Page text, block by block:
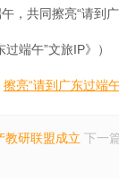
，共同擦亮“请到广
过端午”文旅IP》）
擦亮“请到广东过端
教研联盟成立 下一